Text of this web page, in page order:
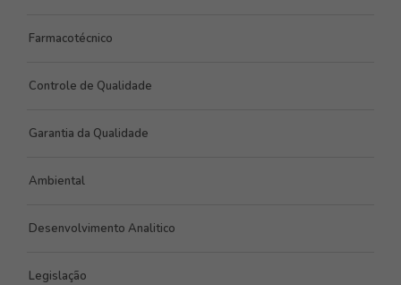
Farmacotécnico
Controle de Qualidade
Garantia da Qualidade
Ambiental
Desenvolvimento Analitico
Legislação